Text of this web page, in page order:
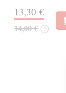
13,30 €
14,00 € ?